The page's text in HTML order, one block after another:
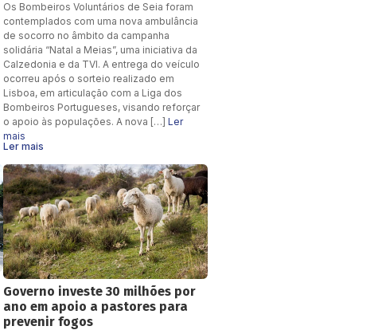
Os Bombeiros Voluntários de Seia foram
contemplados com uma nova ambulância
de socorro no âmbito da campanha
solidária “Natal a Meias”, uma iniciativa da
Calzedonia e da TVI. A entrega do veículo
ocorreu após o sorteio realizado em
Lisboa, em articulação com a Liga dos
Bombeiros Portugueses, visando reforçar
o apoio às populações. A nova […] Ler
mais
Ler mais
Governo investe 30 milhões por
ano em apoio a pastores para
prevenir fogos